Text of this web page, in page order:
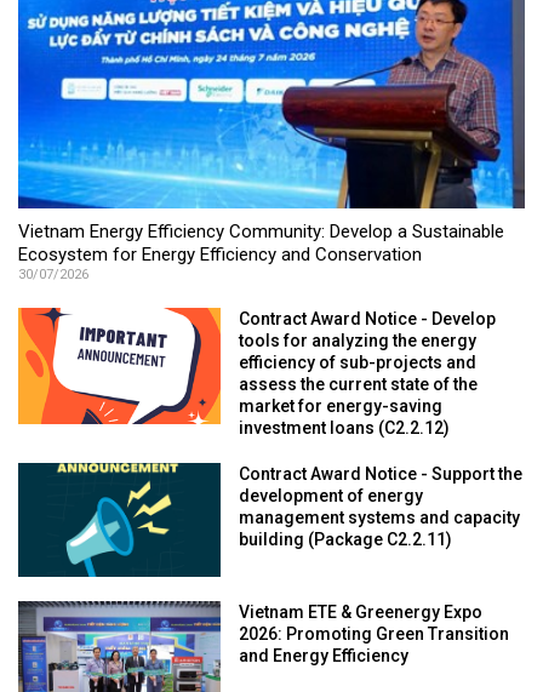
Vietnam Energy Efficiency Community: Develop a Sustainable
Ecosystem for Energy Efficiency and Conservation
30/07/2026
Contract Award Notice - Develop
tools for analyzing the energy
efficiency of sub-projects and
assess the current state of the
market for energy-saving
investment loans (C2.2.12)
Contract Award Notice - Support the
development of energy
management systems and capacity
building (Package C2.2.11)
Vietnam ETE & Greenergy Expo
2026: Promoting Green Transition
and Energy Efficiency